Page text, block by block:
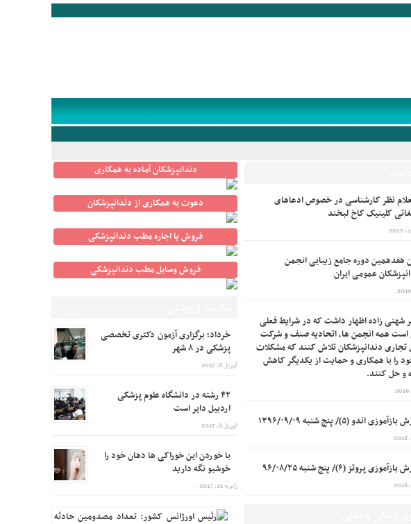
نظر کارشناسی در خصوص ادعاهای
کلینیک کاخ لبخند
هفدهمین دوره جامع زیبایی انجمن
عمومی ایران
شهنی زاده اظهار داشت که در شرایط فعلی
است همه انجمن ها، اتحادیه صنف و شرکت
تجاری دندانپزشکان تلاش کنند که مشکلات
را با همکاری و حمایت از یکدیگر کاهش
و حل کنند.
اندو (۵)/ پنج شنبه ۱۳۹۶/۰۹/۰۹
پروتز (۶)/ پنج شنبه ۹۶/۰۸/۲۵
دندانپزشکان آماده به همکاری
دعوت به همکاری از دندانپزشکان
فروش یا اجاره مطب دندانپزشکی
فروش وسایل مطب دندانپزشکی
خرداد؛ برگزاری آزمون دکتری تخصصی
پزشکی در ۸ شهر
آوریل 8, 2017
۴۲ رشته در دانشگاه علوم پزشکی
اردبیل دایر است
آوریل 8, 2017
با خوردن این خوراکی ها دهان خود را
خوشبو نگه دارید
ژانویه 21, 2017